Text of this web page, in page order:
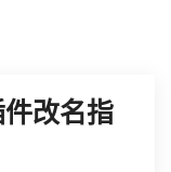
改名指